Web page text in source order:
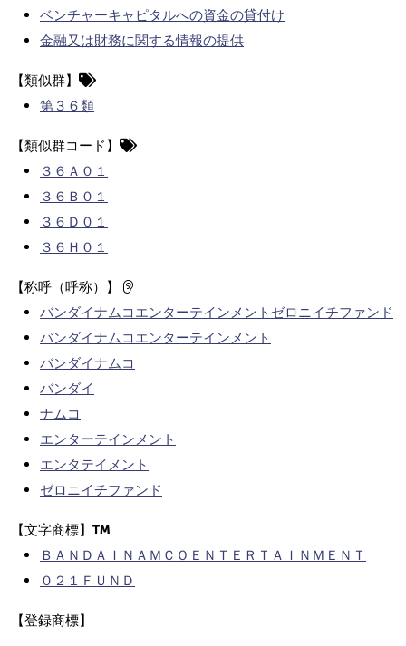
ベンチャーキャピタルへの資金の貸付け
金融又は財務に関する情報の提供
【類似群】
第３６類
【類似群コード】
３６Ａ０１
３６Ｂ０１
３６Ｄ０１
３６Ｈ０１
【称呼（呼称）】
バンダイナムコエンターテインメントゼロニイチファンド
バンダイナムコエンターテインメント
バンダイナムコ
バンダイ
ナムコ
エンターテインメント
エンタテイメント
ゼロニイチファンド
【文字商標】
ＢＡＮＤＡＩＮＡＭＣＯＥＮＴＥＲＴＡＩＮＭＥＮＴ
０２１ＦＵＮＤ
【登録商標】